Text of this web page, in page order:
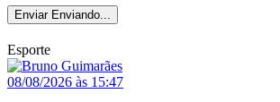
Enviar Enviando...
Esporte
08/08/2026 às 15:47